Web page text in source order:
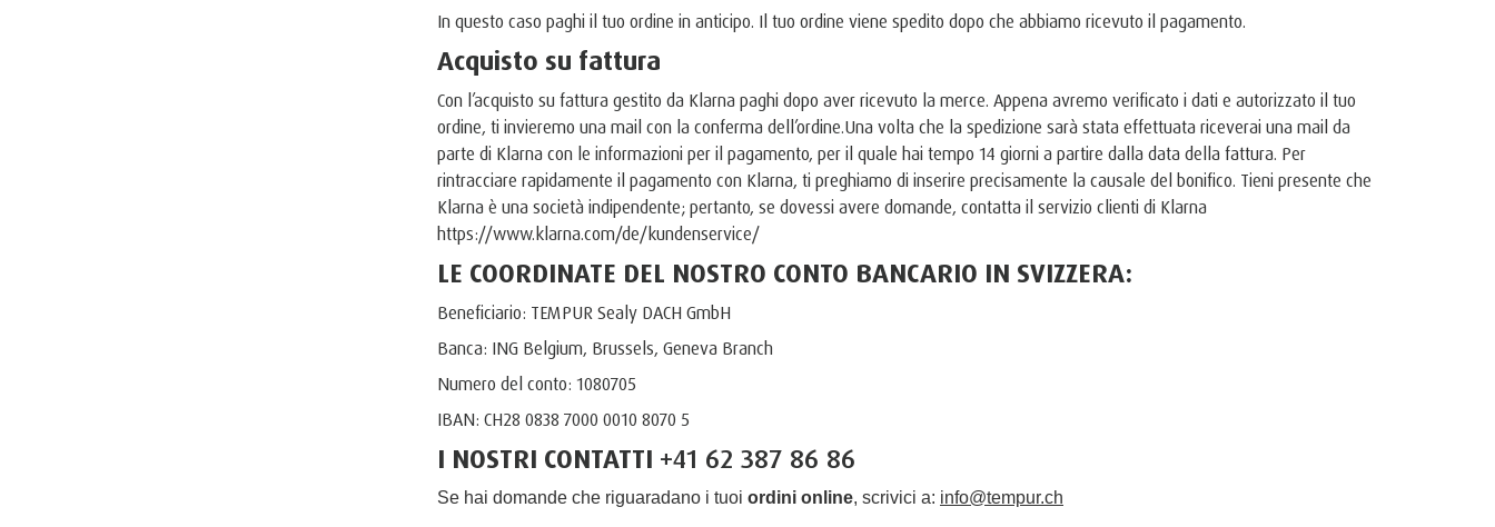
In questo caso paghi il tuo ordine in anticipo. Il tuo ordine viene spedito dopo che abbiamo ricevuto il pagamento.
Acquisto su fattura
Con l’acquisto su fattura gestito da Klarna paghi dopo aver ricevuto la merce. Appena avremo verificato i dati e autorizzato il tuo
ordine, ti invieremo una mail con la conferma dell’ordine.Una volta che la spedizione sarà stata effettuata riceverai una mail da
parte di Klarna con le informazioni per il pagamento, per il quale hai tempo 14 giorni a partire dalla data della fattura. Per
rintracciare rapidamente il pagamento con Klarna, ti preghiamo di inserire precisamente la causale del bonifico. Tieni presente che
Klarna è una società indipendente; pertanto, se dovessi avere domande, contatta il servizio clienti di Klarna
https://www.klarna.com/de/kundenservice/
LE COORDINATE DEL NOSTRO CONTO BANCARIO IN SVIZZERA:
Beneficiario: TEMPUR Sealy DACH GmbH
Banca: ING Belgium, Brussels, Geneva Branch
Numero del conto: 1080705
IBAN: CH28 0838 7000 0010 8070 5
I NOSTRI CONTATTI +41 62 387 86 86
Se hai domande che riguaradano i tuoi ordini online, scrivici a: info@tempur.ch